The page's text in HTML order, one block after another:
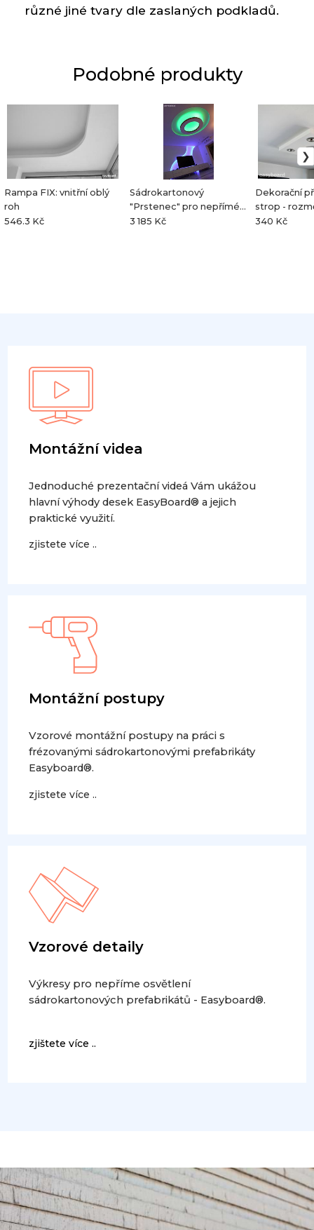
různé jiné tvary dle zaslaných podkladů.
Podobné produkty
Rampa FIX: vnitřní oblý
roh
546.3 Kč
Sádrokartonový
"Prstenec" pro nepřímé
osvětlení
3 185 Kč
Dekorační
strop -
100cm
340 Kč
Montážní videa
Jednoduché prezentační videá Vám ukážou
hlavní výhody desek EasyBoard® a jejich
praktické využití.
zjistete více ..
Montážní postupy
Vzorové montážní postupy na práci s
frézovanými sádrokartonovými prefabrikáty
Easyboard®.
zjistete více ..
Vzorové detaily
Výkresy pro nepříme osvětlení
sádrokartonových prefabrikátů - Easyboard®.
zjištete více ..